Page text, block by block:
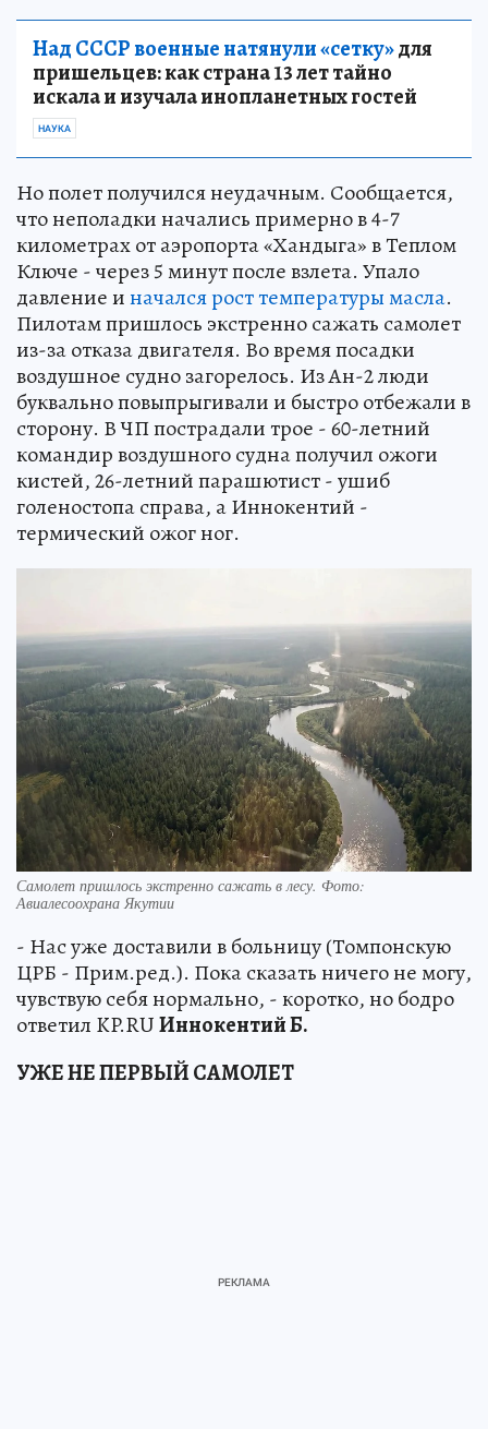
Над СССР военные натянули «сетку»для
пришельцев: как страна 13 лет тайно
искала и изучала инопланетных гостей
НАУКА
Но полет получился неудачным. Сообщается,
что неполадки начались примерно в 4-7
километрах от аэропорта «Хандыга» в Теплом
Ключе - через 5 минут после взлета. Упало
давление иначался рост температуры масла.
Пилотам пришлось экстренно сажать самолет
из-за отказа двигателя. Во время посадки
воздушное судно загорелось. Из Ан-2 люди
буквально повыпрыгивали и быстро отбежали в
сторону. В ЧП пострадали трое - 60-летний
командир воздушного судна получил ожоги
кистей, 26-летний парашютист - ушиб
голеностопа справа, а Иннокентий -
термический ожог ног.
Самолет пришлось экстренно сажать в лесу. Фото:
Авиалесоохрана Якутии
- Нас уже доставили в больницу (Томпонскую
ЦРБ - Прим.ред.). Пока сказать ничего не могу,
чувствую себя нормально, - коротко, но бодро
ответил KP.RUИннокентий Б.
УЖЕ НЕ ПЕРВЫЙ САМОЛЕТ